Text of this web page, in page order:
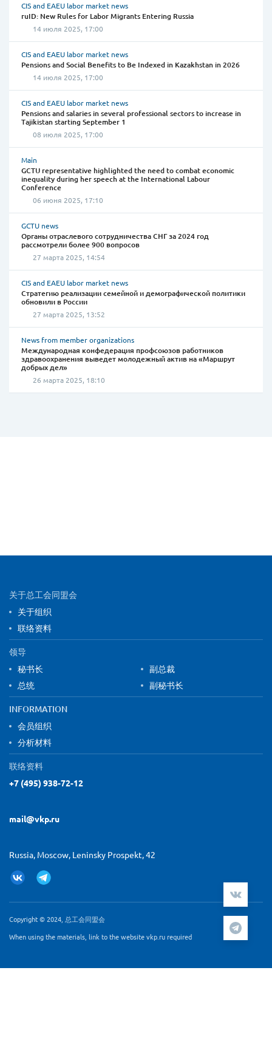
CIS and EAEU labor market news
ruID: New Rules for Labor Migrants Entering Russia
14 июля 2025, 17:00
CIS and EAEU labor market news
Pensions and Social Benefits to Be Indexed in Kazakhstan in 2026
14 июля 2025, 17:00
CIS and EAEU labor market news
Pensions and salaries in several professional sectors to increase in
Tajikistan starting September 1
08 июля 2025, 17:00
Main
GCTU representative highlighted the need to combat economic
inequality during her speech at the International Labour
Conference
06 июня 2025, 17:10
GCTU news
Органы отраслевого сотрудничества СНГ за 2024 год
рассмотрели более 900 вопросов
27 марта 2025, 14:54
CIS and EAEU labor market news
Стратегию реализации семейной и демографической политики
обновили в России
27 марта 2025, 13:52
News from member organizations
Международная конфедерация профсоюзов работников
здравоохранения выведет молодежный актив на «Маршрут
добрых дел»
26 марта 2025, 18:10
Site map and contact information
关于总工会同盟会
关于组织
联络资料
领导
秘书长
总统
副总裁
副秘书长
INFORMATION
会员组织
分析材料
联络资料
+7 (495) 938-72-12
mail@vkp.ru
Russia, Moscow, Leninsky Prospekt, 42
Copyright © 2024, 总工会同盟会
When using the materials, link to the website vkp.ru required